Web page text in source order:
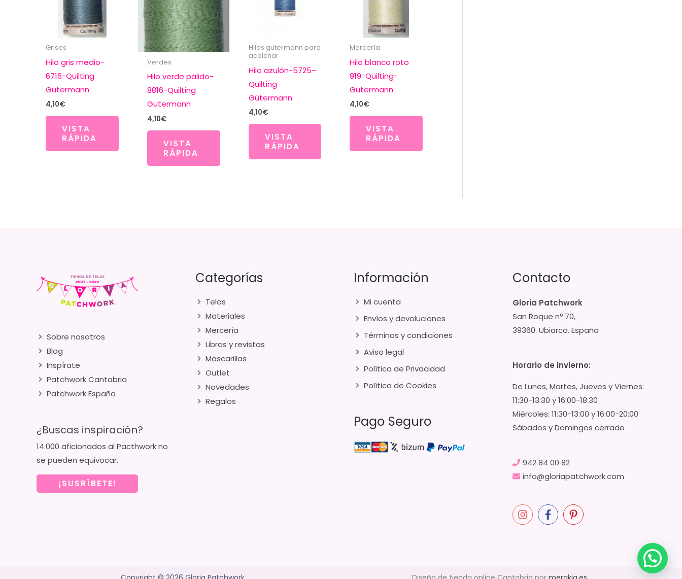
Grises
Hilo gris medio-
6716-Quilting
Gütermann
4,10€
VISTA
RÁPIDA
Verdes
Hilo verde palido-
8816-Quilting
Gütermann
4,10€
VISTA
RÁPIDA
Hilos gutermann para
acolchar
Hilo azulón-5725–
Quilting
Gütermann
4,10€
VISTA
RÁPIDA
Mercería
Hilo blanco roto
919-Quilting-
Gütermann
4,10€
VISTA
RÁPIDA
Sobre nosotros
Blog
Inspírate
Patchwork Cantabria
Patchwork España
¿Buscas inspiración?
14.000 aficionados al Pacthwork no
se pueden equivocar.
¡SUSRÍBETE!
Categorías
Telas
Materiales
Mercería
Libros y revistas
Mascarillas
Outlet
Novedades
Regalos
Información
Mi cuenta
Envíos y devoluciones
Términos y condiciones
Aviso legal
Política de Privacidad
Política de Cookies
Pago Seguro
Contacto
Gloria Patchwork
San Roque nº 70,
39360. Ubiarco. España
Horario de invierno:
De Lunes, Martes, Jueves y Viernes:
11:30-13:30 y 16:00-18:30
Miércoles: 11:30-13:00 y 16:00-20:00
Sábados y Domingos cerrado
942 84 00 82
info@gloriapatchwork.com